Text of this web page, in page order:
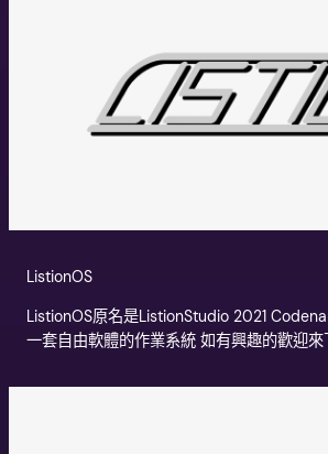
ListionOS
ListionOS原名是ListionStudio 2021
一套自由軟體的作業系統 如有興趣的歡迎來